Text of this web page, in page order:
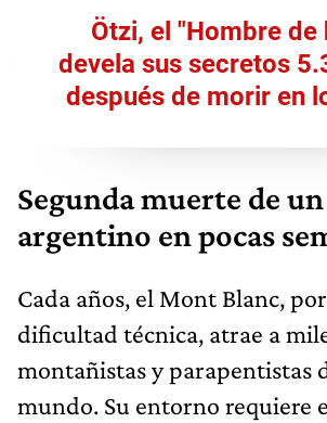
Ötzi, el "Hombre de
devela sus secretos
después de morir en
Segunda muerte de
argentino en pocas
Cada años, el Mont Blanc,
dificultad técnica, atrae a
montañistas y parapentistas
mundo. Su entorno requiere